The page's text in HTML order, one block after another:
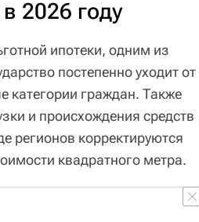
2026 году
ипотеки, одним из
постепенно уходит от
категории граждан. Также
и происхождения средств
регионов корректируются
квадратного метра.